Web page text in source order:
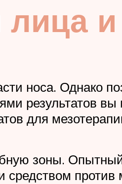
и
носа. Однако
результатов
для
зоны.
против